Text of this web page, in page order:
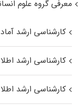
معرفی گروه علوم
کارشناسی ارشد آماد
کارشناسی ارشد
کارشناسی ارشد